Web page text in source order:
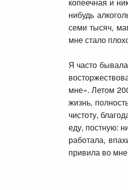
нибудь
семи тысяч,
мне стало
Я часто
мне». Летом
жизнь,
чистоту,
еду, постную:
работала,
привила во